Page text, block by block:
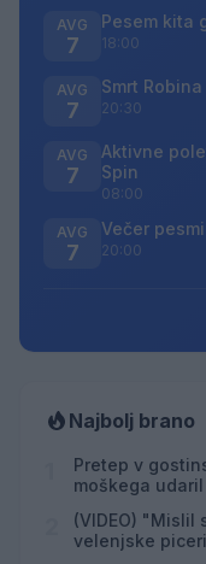
AVG
7
Pesem kita
18:00
AVG
7
Smrt
20:30
AVG
7
Aktivne
Spin
08:00
AVG
7
Večer
20:00
Najbolj brano
Pretep v
moškega
(VIDEO) "Mislil
velenjske